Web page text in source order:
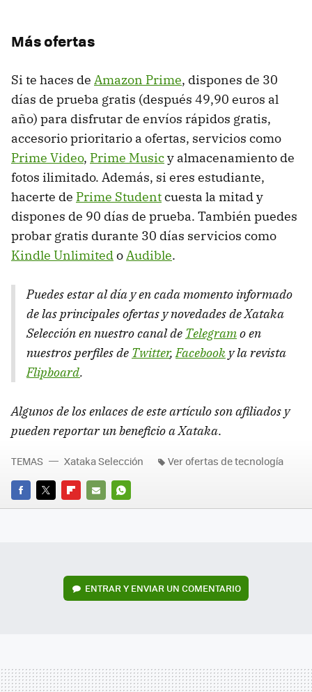
Más ofertas
Si te haces de Amazon Prime, dispones de 30
días de prueba gratis (después 49,90 euros al
año) para disfrutar de envíos rápidos gratis,
accesorio prioritario a ofertas, servicios como
Prime Video, Prime Musicy almacenamiento de
fotos ilimitado. Además, si eres estudiante,
hacerte de Prime Studentcuesta la mitad y
dispones de 90 días de prueba. También puedes
probar gratis durante 30 días servicios como
Kindle UnlimitedoAudible.
Puedes estar al día y en cada momento informado
de las principales ofertas y novedades de Xataka
Selección en nuestro canal de Telegramo en
nuestros perfiles de Twitter,Facebook y la revista
Flipboard.
Algunos de los enlaces de este artículo son afiliados y
pueden reportar un beneficio a Xataka.
FACEBOOK
TWITTERFLIPBOARD
E-
WHATSAPP
TEMAS Xataka Selección Ver ofertas de tecnología
ENTRAR Y ENVIAR UN COMENTARIO